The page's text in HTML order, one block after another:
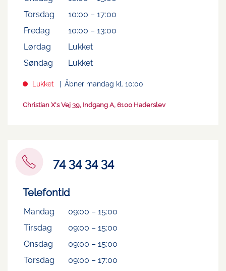
Torsdag
10:00 – 17:00
Fredag
10:00 – 13:00
Lørdag
Lukket
Søndag
Lukket
Lukket Åbner mandag kl. 10:00
Christian X's Vej 39, Indgang A, 6100 Haderslev
74 34 34 34
Telefontid
Mandag 09:00 – 15:00
Tirsdag
09:00 – 15:00
Onsdag
09:00 – 15:00
Torsdag
09:00 – 17:00